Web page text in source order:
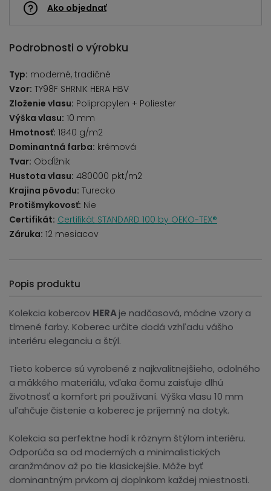
Ako objednať
Podrobnosti o výrobku
Typ: moderné, tradičné
Vzor: TY98F SHRNIK HERA HBV
Zloženie vlasu: Polipropylen + Poliester
Výška vlasu: 10 mm
Hmotnosť: 1840 g/m2
Dominantná farba: krémová
Tvar: Obdĺžnik
Hustota vlasu: 480000 pkt/m2
Krajina pôvodu: Turecko
Protišmykovosť: Nie
Certifikát: Certifikát STANDARD 100 by OEKO-TEX®
Záruka: 12 mesiacov
Popis produktu
Kolekcia kobercov HERAje nadčasová, módne vzory a
tlmené farby. Koberec určite dodá vzhľadu vášho
interiéru eleganciu a štýl.
Tieto koberce sú vyrobené z najkvalitnejšieho, odolného
a mäkkého materiálu, vďaka čomu zaisťuje dlhú
životnosť a komfort pri používaní. Výška vlasu 10 mm
uľahčuje čistenie a koberec je príjemný na dotyk.
Kolekcia sa perfektne hodí k rôznym štýlom interiéru.
Odporúča sa od moderných a minimalistických
aranžmánov až po tie klasickejšie. Môže byť
dominantným prvkom aj doplnkom každej miestnosti.